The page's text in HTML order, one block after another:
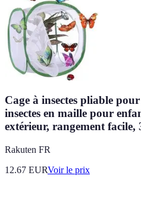
Cage à insectes pliable
insectes en maille pour
extérieur, rangement facile,
Rakuten FR
12.67 EURVoir le prix